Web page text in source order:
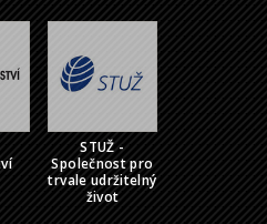
STUŽ -
Společnost pro
trvale udržitelný
život